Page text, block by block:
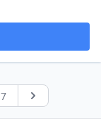
7 Next